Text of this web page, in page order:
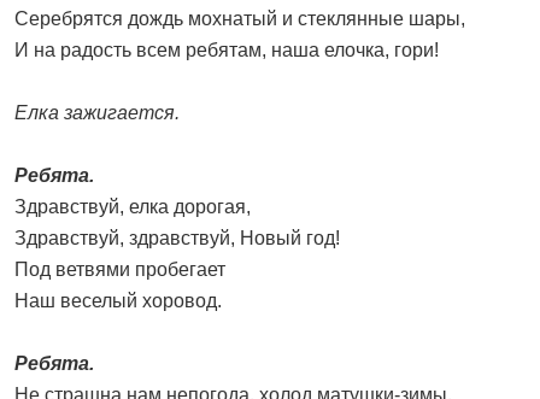
Серебрятся дождь мохнатый и стеклянные шары,
И на радость всем ребятам, наша елочка, гори!
Елка зажигается.
Ребята.
Здравствуй, елка дорогая,
Здравствуй, здравствуй, Новый год!
Под ветвями пробегает
Наш веселый хоровод.
Ребята.